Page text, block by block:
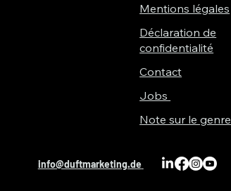
Mentions légales
Déclaration de
confidentialité
Contact
Jobs
Note sur le genre
info@duftmarketing.de